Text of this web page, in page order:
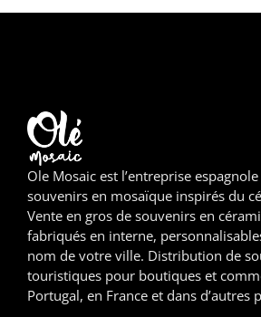
Ole Mosaic est l’entreprise
souvenirs en mosaïque inspirés du
Vente en gros de souvenirs en
fabriqués en interne,
nom de votre ville. Distribution de
touristiques pour boutiques et
Portugal, en France et dans d’autres